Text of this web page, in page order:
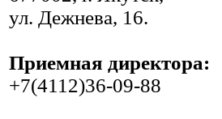
ул. Дежнева, 16.
Приемная директора:
+7(4112)36-09-88